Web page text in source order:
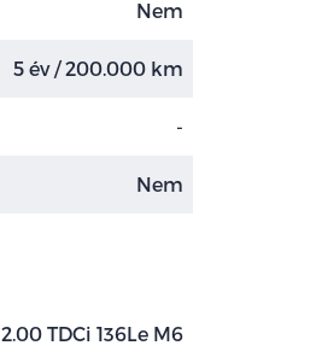
Nem
5 év / 200.000 km
-
Nem
2.00 TDCi 136Le M6